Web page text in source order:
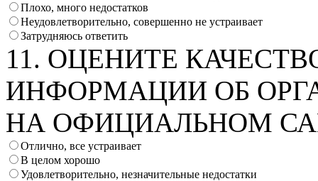
Плохо, много недостатков
Неудовлетворительно, совершенно не устраивает
Затрудняюсь ответить
11. ОЦЕНИТЕ
ИНФОРМАЦИИ ОБ
НА ОФИЦИАЛЬНОМ
Отлично, все устраивает
В целом хорошо
Удовлетворительно, незначительные недостатки